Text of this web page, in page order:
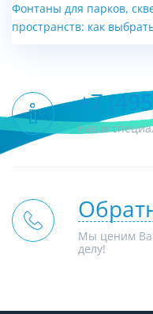
Фонтаны для парков,
пространств: как
+7
Наши
Мы ценим
делу!